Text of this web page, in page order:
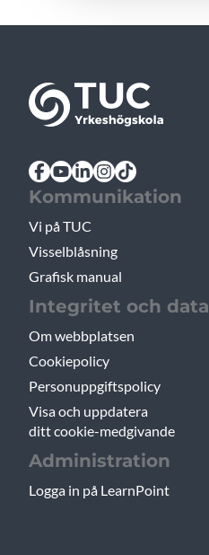
Kommunikation
Vi på TUC
Visselblåsning
Grafisk manual
Integritet och data
Om webbplatsen
Cookiepolicy
Personuppgiftspolicy
Visa och uppdatera
ditt cookie-medgivande
Administration
Logga in på LearnPoint